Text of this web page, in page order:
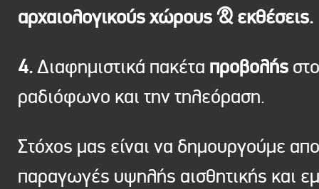
αρχαιολογικούς χώρους & εκθέσεις.
4.Διαφημιστικά πακέτα προβολής στο
ραδιόφωνο και την τηλεόραση.
Στόχος μας είναι να δημουργούμε
παραγωγές υψηλής αισθητικής και